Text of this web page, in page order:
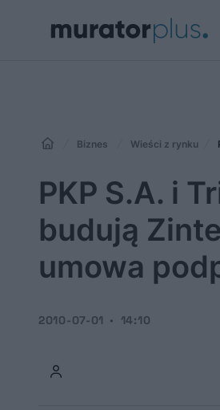
Biznes Wieści z rynku
PKP S.A. i
budują
umowa
2010-07-01 14:10